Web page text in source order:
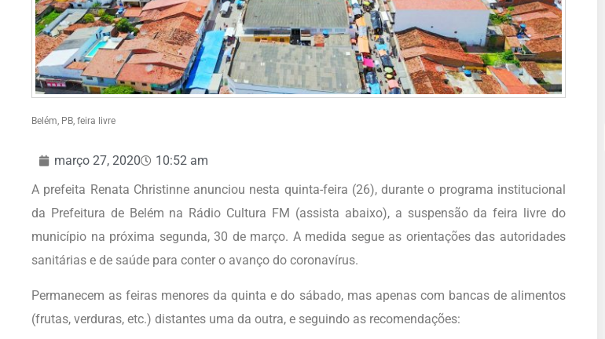
Belém, PB, feira livre
março 27, 2020
10:52 am
A prefeita Renata Christinne anunciou nesta quinta-feira (26), durante o programa institucional
da Prefeitura de Belém na Rádio Cultura FM (assista abaixo), a suspensão da feira livre do
município na próxima segunda, 30 de março. A medida segue as orientações das autoridades
sanitárias e de saúde para conter o avanço do coronavírus.
Permanecem as feiras menores da quinta e do sábado, mas apenas com bancas de alimentos
(frutas, verduras, etc.) distantes uma da outra, e seguindo as recomendações: